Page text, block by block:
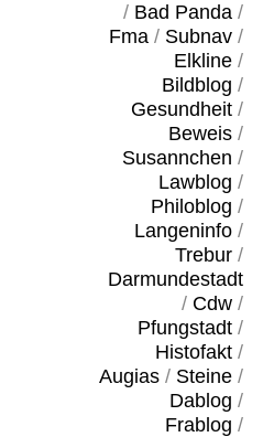
/ Bad Panda/
Fma/ Subnav/
Elkline/
Bildblog /
Gesundheit/
Beweis/
Susannchen /
Lawblog /
Philoblog /
Langeninfo/
Trebur/
Darmundestadt
/ Cdw/
Pfungstadt/
Histofakt/
Augias/ Steine/
Dablog /
Frablog /